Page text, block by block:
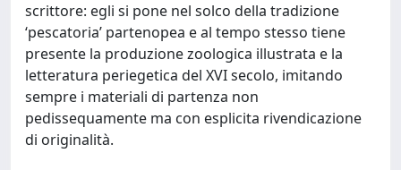
scrittore: egli si pone nel solco della tradizione
‘pescatoria’ partenopea e al tempo stesso tiene
presente la produzione zoologica illustrata e la
letteratura periegetica del XVI secolo, imitando
sempre i materiali di partenza non
pedissequamente ma con esplicita rivendicazione
di originalità.